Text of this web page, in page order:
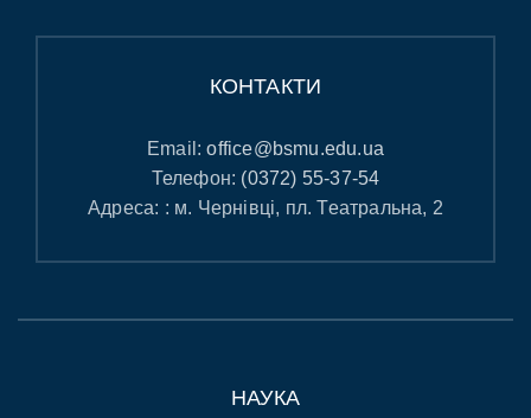
КОНТАКТИ
Email:office@bsmu.edu.ua
Телефон: (0372) 55-37-54
Адреса: : м. Чернівці, пл. Театральна, 2
НАУКА